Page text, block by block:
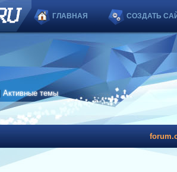
ГЛАВНАЯ СОЗДАТЬ
|Активные темы